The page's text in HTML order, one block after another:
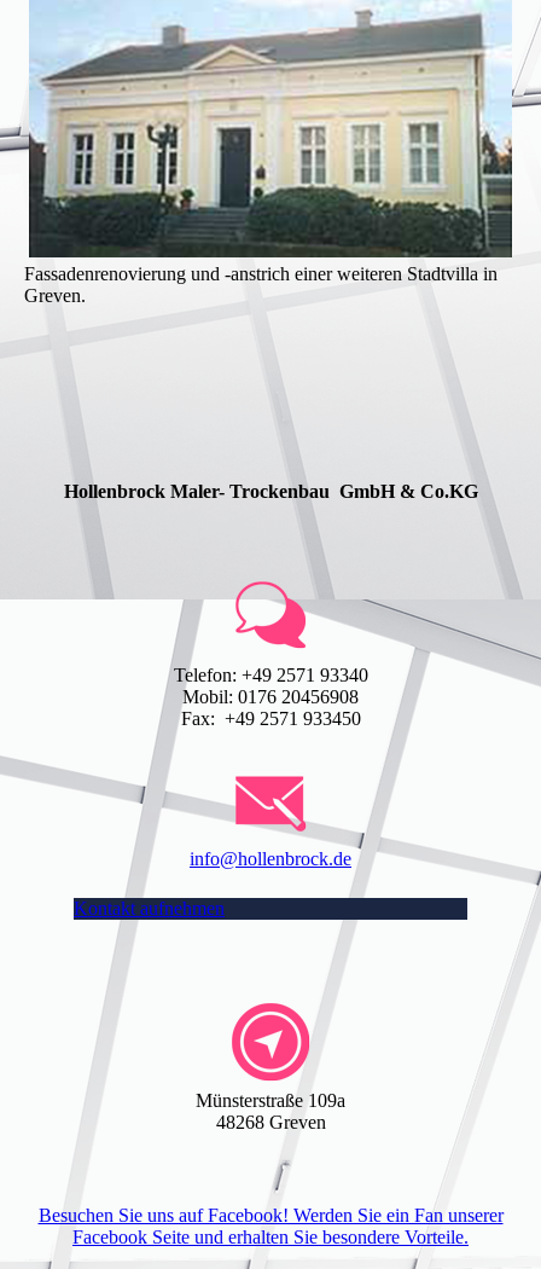
Fassadenrenovierung und -anstrich einer weiteren Stadtvilla in
Greven.
Hollenbrock Maler- Trockenbau GmbH & Co.KG
Telefon: +49 2571 93340
Mobil: 0176 20456908
Fax: +49 2571 933450
info@hollenbrock.de
Kontakt aufnehmen
Münsterstraße 109a
48268 Greven
Besuchen Sie uns auf Facebook! Werden Sie ein Fan unserer
Facebook Seite und erhalten Sie besondere Vorteile.